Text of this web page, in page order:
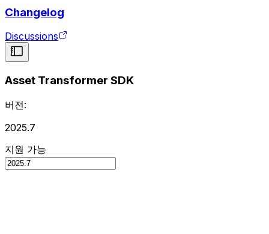
Changelog
Discussions
Asset Transformer SDK
버전:
2025.7
지원 가능